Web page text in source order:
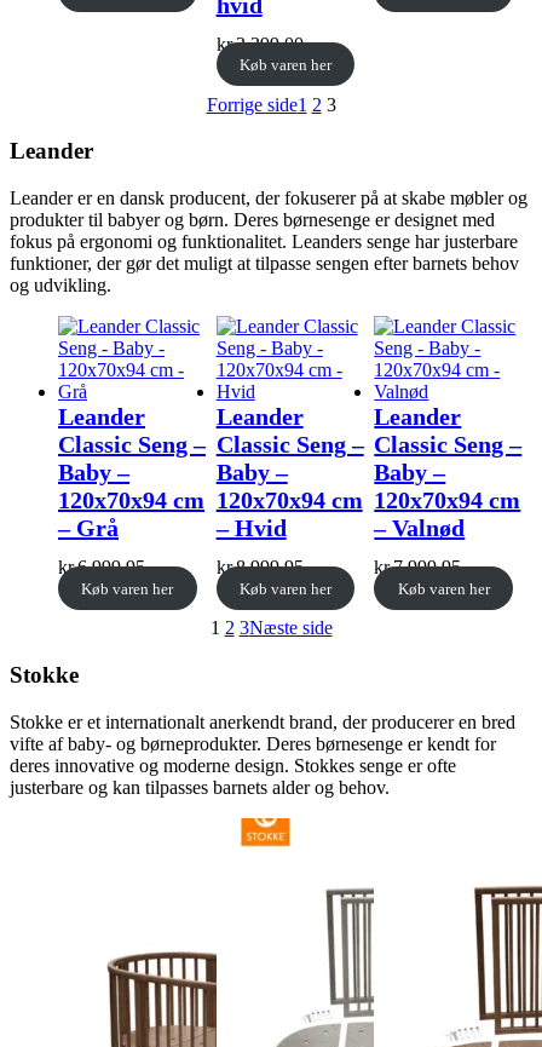
kr.2.399,00
Køb varen her
Forrige side1 2 3
Leander
Leander er en dansk producent, der fokuserer på at skabe møbler og
produkter til babyer og børn. Deres børnesenge er designet med
fokus på ergonomi og funktionalitet. Leanders senge har justerbare
funktioner, der gør det muligt at tilpasse sengen efter barnets behov
og udvikling.
Leander
Classic Seng –
Baby –
120x70x94 cm
– Grå
kr.6.999,95
Køb varen her
Leander
Classic Seng –
Baby –
120x70x94 cm
– Hvid
kr.8.999,95
Køb varen her
Leander
Classic Seng –
Baby –
120x70x94 cm
– Valnød
kr.7.999,95
Køb varen her
1 2 3Næste side
Stokke
Stokke er et internationalt anerkendt brand, der producerer en bred
vifte af baby- og børneprodukter. Deres børnesenge er kendt for
deres innovative og moderne design. Stokkes senge er ofte
justerbare og kan tilpasses barnets alder og behov.